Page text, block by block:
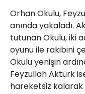
Orhan Okulu,
anında yakaladı.
tutunan Okulu, iki
oyunu ile rakibini
Okulu yenişin
Feyzullah Aktürk
hareketsiz kalarak